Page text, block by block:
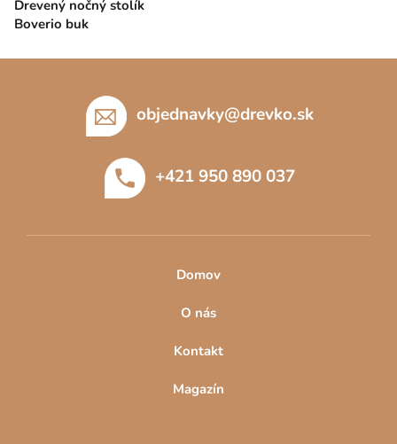
Drevený nočný stolík
Boverio buk
objednavky@drevko.sk
+421 950 890 037
Domov
O nás
Kontakt
Magazín